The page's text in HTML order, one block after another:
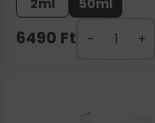
6490 Ft